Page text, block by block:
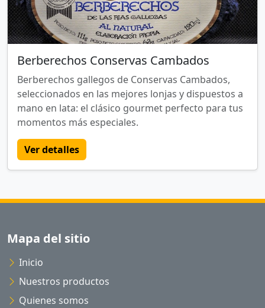
Berberechos Conservas Cambados
Berberechos gallegos de Conservas Cambados,
seleccionados en las mejores lonjas y dispuestos a
mano en lata: el clásico gourmet perfecto para tus
momentos más especiales.
Ver detalles
Mapa del sitio
Inicio
Nuestros productos
Quienes somos